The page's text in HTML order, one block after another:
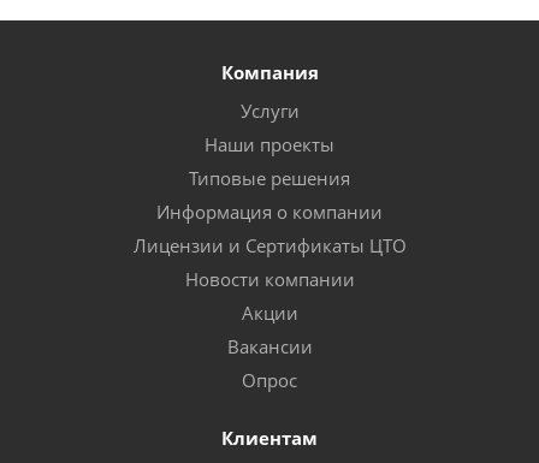
Компания
Услуги
Наши проекты
Типовые решения
Информация о компании
Лицензии и Сертификаты ЦТО
Новости компании
Акции
Вакансии
Опрос
Клиентам